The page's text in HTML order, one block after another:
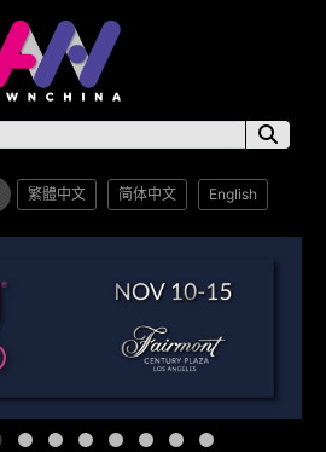
繁體中文 简体中文 English